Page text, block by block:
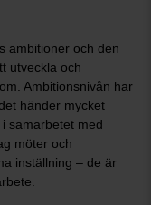
ambitioner och den
utveckla och
Ambitionsnivån har
händer mycket
samarbetet med
möter och
inställning – de är